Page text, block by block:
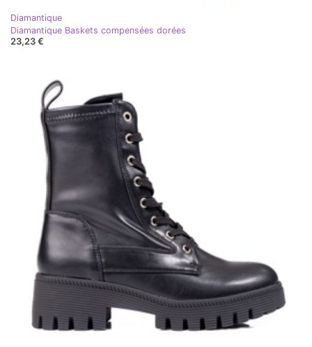
Diamantique
Diamantique Baskets compensées dorées
23,23 €